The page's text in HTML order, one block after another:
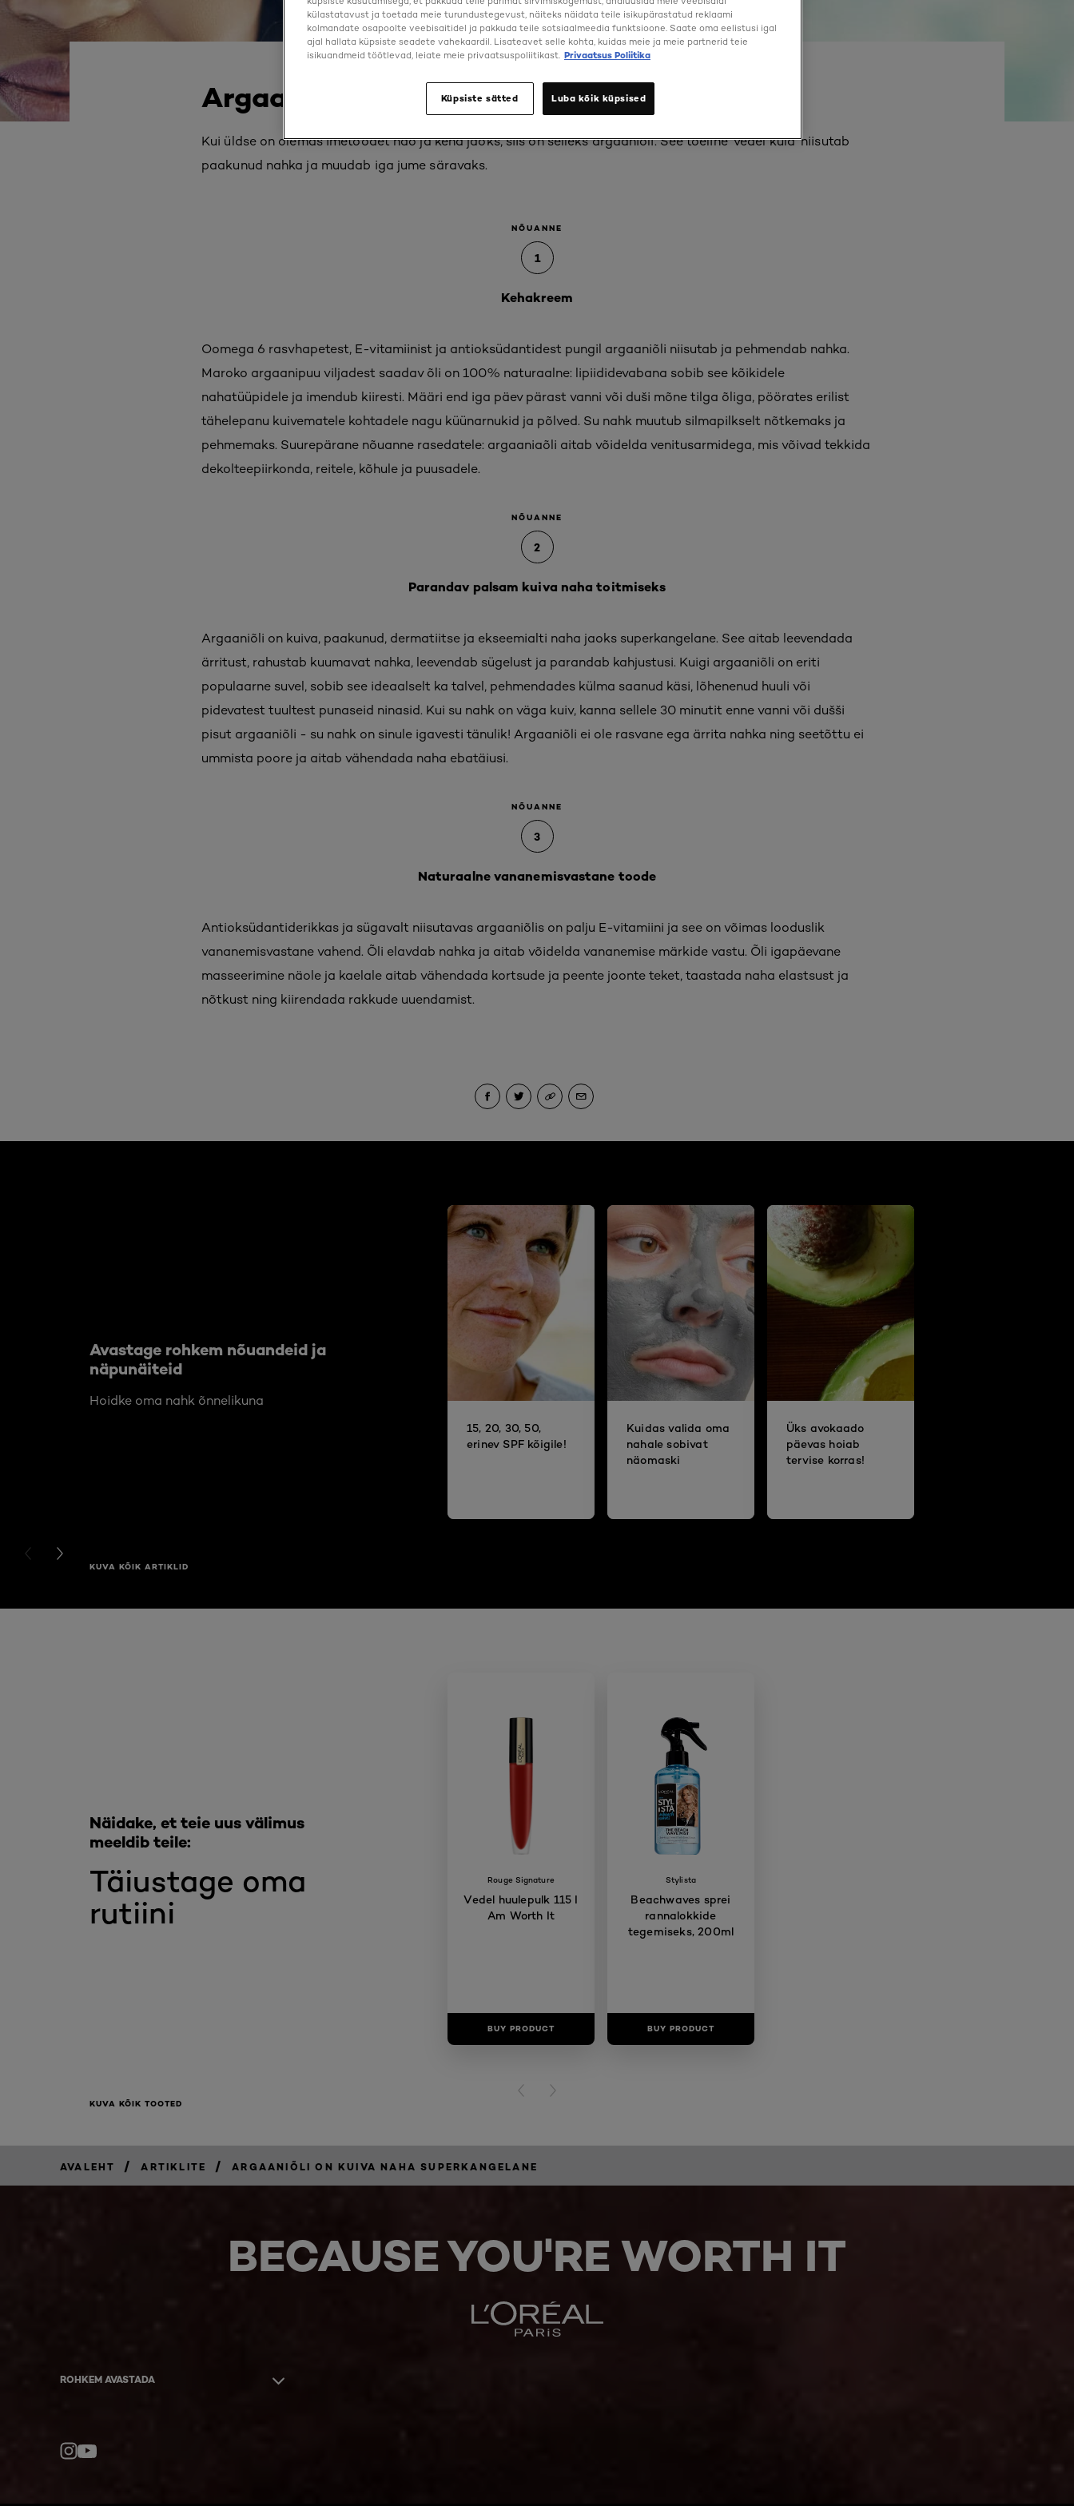
Argaaniõli on kuiva naha superkangelane
Kui üldse on olemas imetoodet näo ja keha jaoks, siis on selleks argaaniõli. See tõeline 'vedel kuld' niisutab
paakunud nahka ja muudab iga jume säravaks.
NÕUANNE
1
Kehakreem
Oomega 6 rasvhapetest, E-vitamiinist ja antioksüdantidest pungil argaaniõli niisutab ja pehmendab nahka.
Maroko argaanipuu viljadest saadav õli on 100% naturaalne: lipiididevabana sobib see kõikidele
nahatüüpidele ja imendub kiiresti. Määri end iga päev pärast vanni või duši mõne tilga õliga, pöörates erilist
tähelepanu kuivematele kohtadele nagu küünarnukid ja põlved. Su nahk muutub silmapilkselt nõtkemaks ja
pehmemaks. Suurepärane nõuanne rasedatele: argaaniaõli aitab võidelda venitusarmidega, mis võivad tekkida
dekolteepiirkonda, reitele, kõhule ja puusadele.
NÕUANNE
2
Parandav palsam kuiva naha toitmiseks
Argaaniõli on kuiva, paakunud, dermatiitse ja ekseemialti naha jaoks superkangelane. See aitab leevendada
ärritust, rahustab kuumavat nahka, leevendab sügelust ja parandab kahjustusi. Kuigi argaaniõli on eriti
populaarne suvel, sobib see ideaalselt ka talvel, pehmendades külma saanud käsi, lõhenenud huuli või
pidevatest tuultest punaseid ninasid. Kui su nahk on väga kuiv, kanna sellele 30 minutit enne vanni või dušši
pisut argaaniõli - su nahk on sinule igavesti tänulik! Argaaniõli ei ole rasvane ega ärrita nahka ning seetõttu ei
ummista poore ja aitab vähendada naha ebatäiusi.
NÕUANNE
3
Naturaalne vananemisvastane toode
Antioksüdantiderikkas ja sügavalt niisutavas argaaniõlis on palju E-vitamiini ja see on võimas looduslik
vananemisvastane vahend. Õli elavdab nahka ja aitab võidelda vananemise märkide vastu. Õli igapäevane
masseerimine näole ja kaelale aitab vähendada kortsude ja peente joonte teket, taastada naha elastsust ja
nõtkust ning kiirendada rakkude uuendamist.
Avastage rohkem nõuandeid ja
näpunäiteid
Hoidke oma nahk õnnelikuna
15, 20, 30, 50,
erinev SPF kõigile!
Kuidas valida oma
nahale sobivat
näomaski
Üks avokaado
päevas hoiab
tervise korras!
PREVIOUS CARD
NEXT CARD
KUVA KÕIK ARTIKLID
Täiustage oma
rutiini
Näidake, et teie uus välimus
meeldib teile:
Rouge Signature
Vedel huulepulk 115 I
Am Worth It
BUY PRODUCT
Stylista
Beachwaves sprei
rannalokkide
tegemiseks, 200ml
BUY PRODUCT
PREVIOUS CARD
NEXT CARD
KUVA KÕIK TOOTED
AVALEHT / ARTIKLITE / ARGAANIÕLI ON KUIVA NAHA SUPERKANGELANE
BECAUSE YOU'RE WORTH IT
ROHKEM AVASTADA
külastatavust ja toetada meie turundustegevust, näiteks näidata teile isikupärastatud reklaami
kolmandate osapoolte veebisaitidel ja pakkuda teile sotsiaalmeedia funktsioone. Saate oma eelistusi igal
ajal hallata küpsiste seadete vahekaardil. Lisateavet selle kohta, kuidas meie ja meie partnerid teie
isikuandmeid töötlevad, leiate meie privaatsuspoliitikast. Privaatsus Poliitika
Küpsiste sätted Luba kõik küpsised